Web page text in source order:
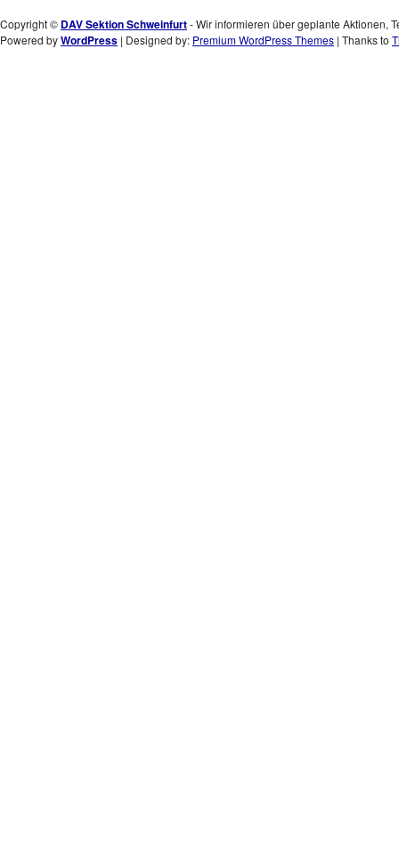
Copyright © DAV Sektion Schweinfurt- Wir informieren über geplante Aktionen,
Powered byWordPress | Designed by: Premium WordPress Themes | Thanks to